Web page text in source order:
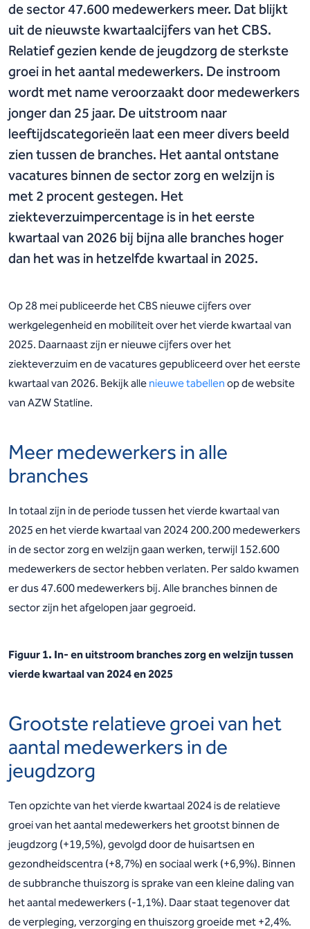
de sector 47.600 medewerkers meer. Dat blijkt
uit de nieuwste kwartaalcijfers van het CBS.
Relatief gezien kende de jeugdzorg de sterkste
groei in het aantal medewerkers. De instroom
wordt met name veroorzaakt door medewerkers
jonger dan 25 jaar. De uitstroom naar
leeftijdscategorieën laat een meer divers beeld
zien tussen de branches. Het aantal ontstane
vacatures binnen de sector zorg en welzijn is
met 2 procent gestegen. Het
ziekteverzuimpercentage is in het eerste
kwartaal van 2026 bij bijna alle branches hoger
dan het was in hetzelfde kwartaal in 2025.
Op 28 mei publiceerde het CBS nieuwe cijfers over
werkgelegenheid en mobiliteit over het vierde kwartaal van
2025. Daarnaast zijn er nieuwe cijfers over het
ziekteverzuim en de vacatures gepubliceerd over het eerste
kwartaal van 2026. Bekijk alle nieuwe tabellen op de website
van AZW Statline.
Meer medewerkers in alle
branches
In totaal zijn in de periode tussen het vierde kwartaal van
2025 en het vierde kwartaal van 2024 200.200 medewerkers
in de sector zorg en welzijn gaan werken, terwijl 152.600
medewerkers de sector hebben verlaten. Per saldo kwamen
er dus 47.600 medewerkers bij. Alle branches binnen de
sector zijn het afgelopen jaar gegroeid.
Figuur 1. In- en uitstroom branches zorg en welzijn tussen
vierde kwartaal van 2024 en 2025
Grootste relatieve groei van het
aantal medewerkers in de
jeugdzorg
Ten opzichte van het vierde kwartaal 2024 is de relatieve
groei van het aantal medewerkers het grootst binnen de
jeugdzorg (+19,5%), gevolgd door de huisartsen en
gezondheidscentra (+8,7%) en sociaal werk (+6,9%). Binnen
de subbranche thuiszorg is sprake van een kleine daling van
het aantal medewerkers (-1,1%). Daar staat tegenover dat
de verpleging, verzorging en thuiszorg groeide met +2,4%.